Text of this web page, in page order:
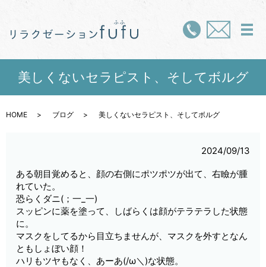
メ
美しくないセラピスト、そしてボルグ
HOME ブログ 美しくないセラピスト、そしてボルグ
2024/09/13
ある朝目覚めると、顔の右側にポツポツが出て、右瞼が腫
れていた。
恐らくダニ(；一_一)
スッピンに薬を塗って、しばらくは顔がテラテラした状態
に。
マスクをしてるから目立ちませんが、マスクを外すとなん
ともしょぼい顔！
ハリもツヤもなく、あーあ(/ω＼)な状態。